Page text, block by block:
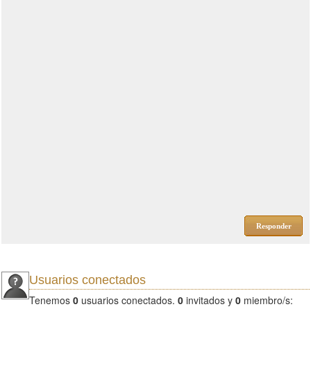
Responder
Usuarios conectados
Tenemos 0 usuarios conectados. 0 invitados y 0 miembro/s: